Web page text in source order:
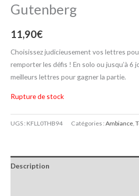
Gutenberg
11,90€
Choisissez judicieusement vos lettres
remporter les défis ! En solo ou jusqu’à 6
meilleurs lettres pour gagner la partie.
Rupture de stock
UGS : KFLL0THB94 Catégories :Ambiance ,
Description